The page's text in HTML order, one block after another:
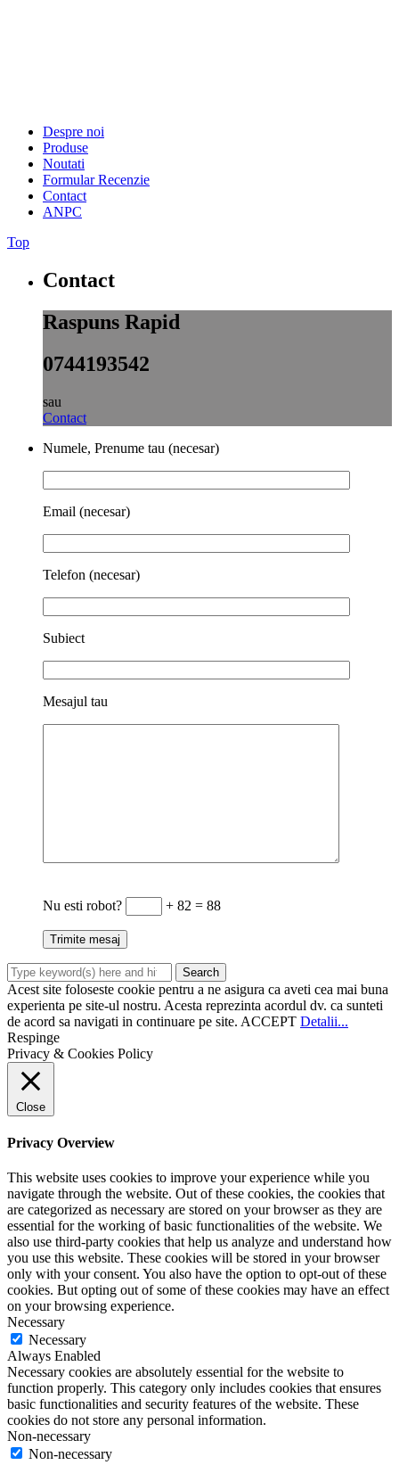
Despre noi
Produse
Noutati
Formular Recenzie
Contact
ANPC
Top
Contact
Raspuns Rapid
0744193542
sau
Contact
Numele, Prenume tau (necesar)
Email (necesar)
Telefon (necesar)
Subiect
Mesajul tau
Nu esti robot? + 82 = 88
Acest site foloseste cookie pentru a ne asigura ca aveti cea mai buna
experienta pe site-ul nostru. Acesta reprezinta acordul dv. ca sunteti
de acord sa navigati in continuare pe site. ACCEPT Detalii...
Respinge
Privacy & Cookies Policy
Close
Privacy Overview
This website uses cookies to improve your experience while you
navigate through the website. Out of these cookies, the cookies that
are categorized as necessary are stored on your browser as they are
essential for the working of basic functionalities of the website. We
also use third-party cookies that help us analyze and understand how
you use this website. These cookies will be stored in your browser
only with your consent. You also have the option to opt-out of these
cookies. But opting out of some of these cookies may have an effect
on your browsing experience.
Necessary
Necessary
Always Enabled
Necessary cookies are absolutely essential for the website to
function properly. This category only includes cookies that ensures
basic functionalities and security features of the website. These
cookies do not store any personal information.
Non-necessary
Non-necessary